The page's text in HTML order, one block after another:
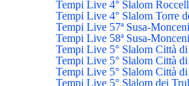
Tempi Live 4° Slalom
Tempi Live 4° Slalom Torre
Tempi Live 57ª Susa-
Tempi Live 58ª Susa-
Tempi Live 5° Slalom Città
Tempi Live 5° Slalom Città
Tempi Live 5° Slalom Città
Tempi Live 5° Slalom dei